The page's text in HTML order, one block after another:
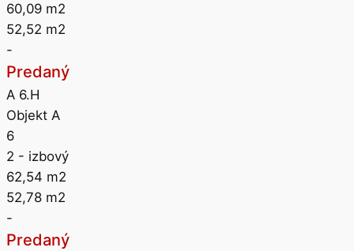
60,09 m2
52,52 m2
-
Predaný
A 6.H
Objekt A
6
2 - izbový
62,54 m2
52,78 m2
-
Predaný